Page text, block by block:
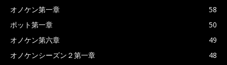
オノケン第一章
58
ポット第一章
50
オノケン第六章
49
オノケンシーズン２第一章
48